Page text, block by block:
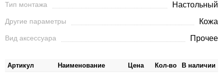
Тип монтажа Настольный
Другие параметры Кожа
Вид аксессуара Прочее
Артикул Наименование Цена Кол-во В наличии